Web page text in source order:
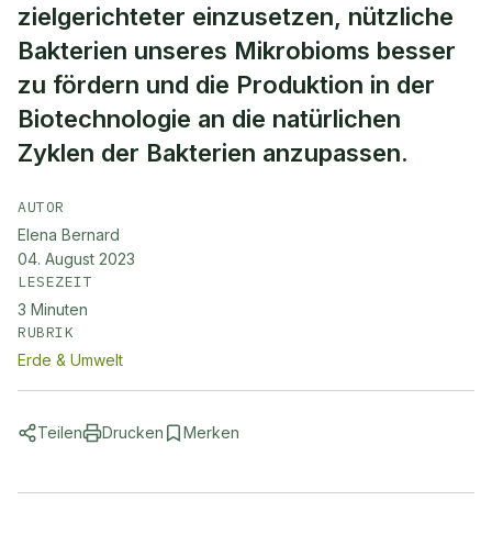
zielgerichteter einzusetzen, nützliche
Bakterien unseres Mikrobioms besser
zu fördern und die Produktion in der
Biotechnologie an die natürlichen
Zyklen der Bakterien anzupassen.
AUTOR
Elena Bernard
04. August 2023
LESEZEIT
3 Minuten
RUBRIK
Erde & Umwelt
Teilen Drucken Merken